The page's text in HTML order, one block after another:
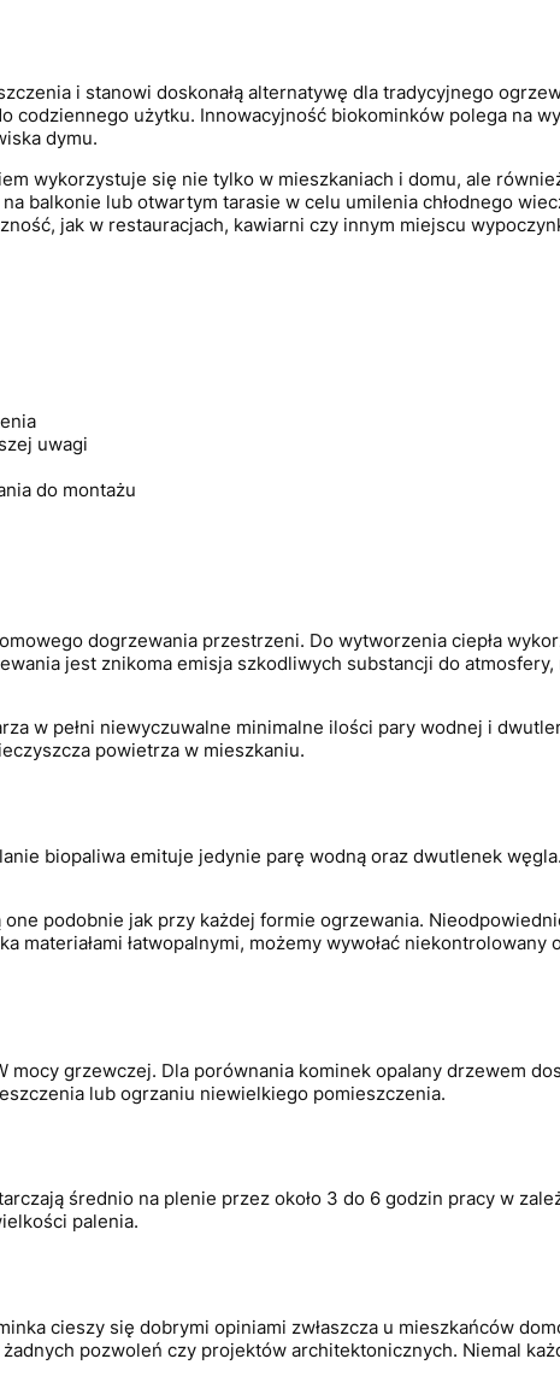
i stanowi doskonałą alternatywę dla tradycyjnego
codziennego użytku. Innowacyjność biokominków polega na
dymu.
wykorzystuje się nie tylko w mieszkaniach i domu, ale
balkonie lub otwartym tarasie w celu umilenia chłodnego
jak w restauracjach, kawiarni czy innym miejscu
uwagi
do montażu
dogrzewania przestrzeni. Do wytworzenia ciepła
jest znikoma emisja szkodliwych substancji do
w pełni niewyczuwalne minimalne ilości pary wodnej i
powietrza w mieszkaniu.
biopaliwa emituje jedynie parę wodną oraz dwutlenek
podobnie jak przy każdej formie ogrzewania.
łatwopalnymi, możemy wywołać
grzewczej. Dla porównania kominek opalany drzewem
lub ogrzaniu niewielkiego pomieszczenia.
średnio na plenie przez około 3 do 6 godzin pracy w
palenia.
cieszy się dobrymi opiniami zwłaszcza u mieszkańców
pozwoleń czy projektów architektonicznych. Niemal